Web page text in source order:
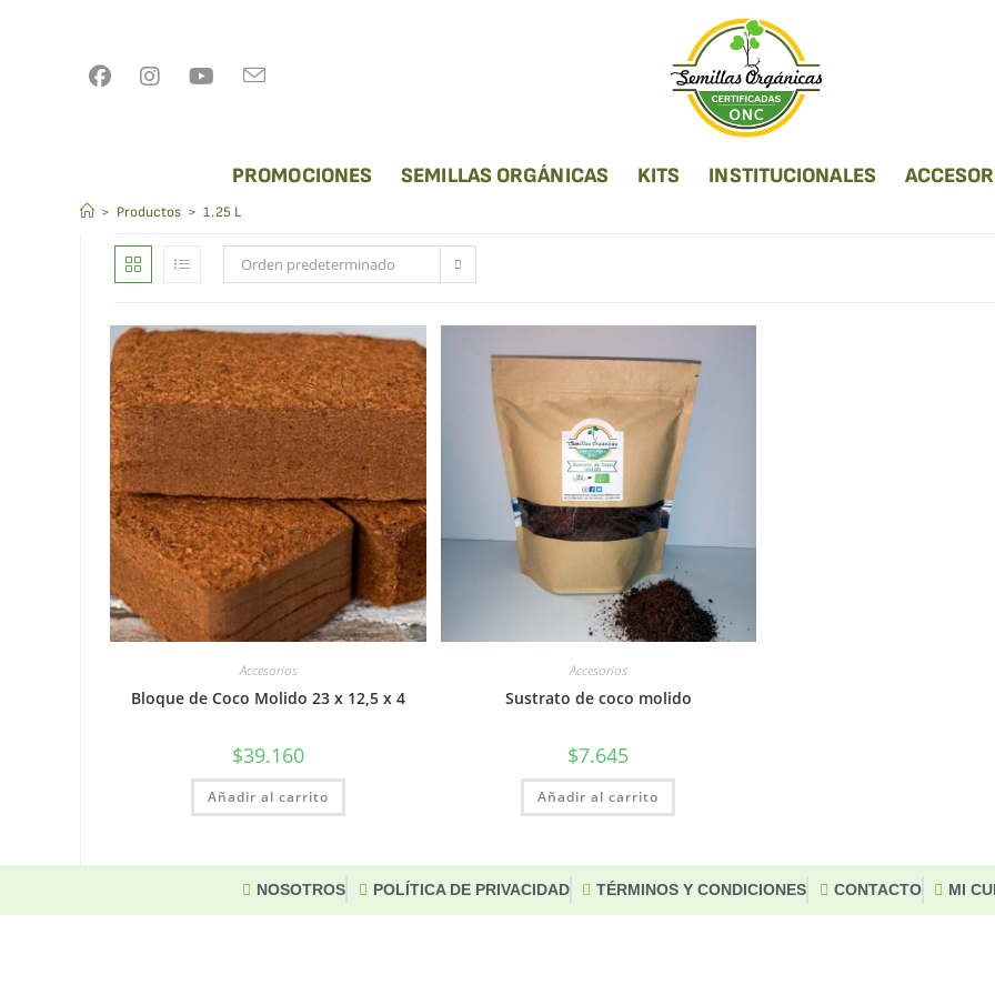
PROMOCIONES SEMILLAS ORGÁNICAS KITS INSTITUCIONALES
> Productos > 1.25 L
Orden predeterminado
Accesorios
Bloque de Coco Molido 23 x 12,5 x 4
$39.160
Añadir al carrito
Accesorios
Sustrato de coco molido
$7.645
Añadir al carrito
NOSOTROS POLÍTICA DE PRIVACIDAD TÉRMINOS Y CONDICIONES CONTACTO MI